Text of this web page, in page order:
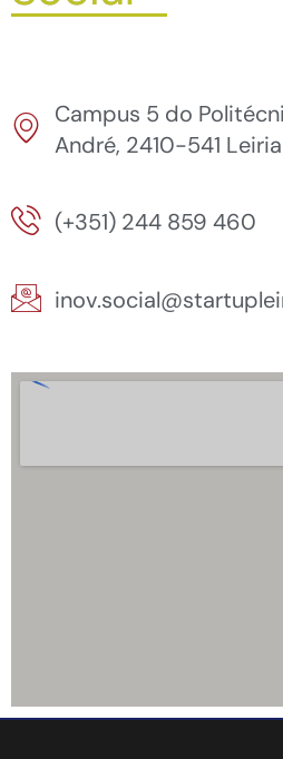
Campus 5 do
André, 2410-541 Leiria
(+351) 244 859 460